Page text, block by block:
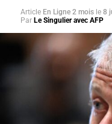
Article En Ligne 2 mois le 8
Par Le Singulier avec AFP